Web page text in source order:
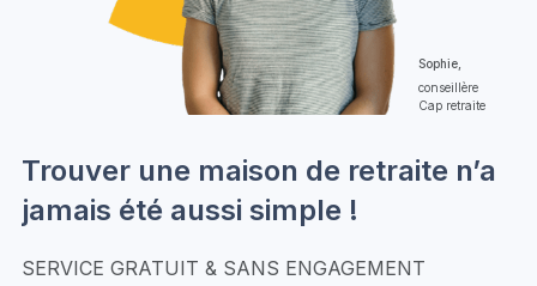
Sophie,
conseillère
Cap retraite
Trouver une maison de retraite n’a
jamais été aussi simple !
SERVICE GRATUIT & SANS ENGAGEMENT